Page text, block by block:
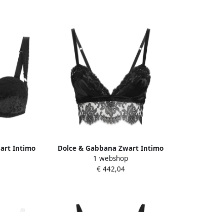
Intimo
Dames
Dolce & Gabbana Zwart Intimo
Damesondergoed Black Dames
1 webshop
€ 442,04